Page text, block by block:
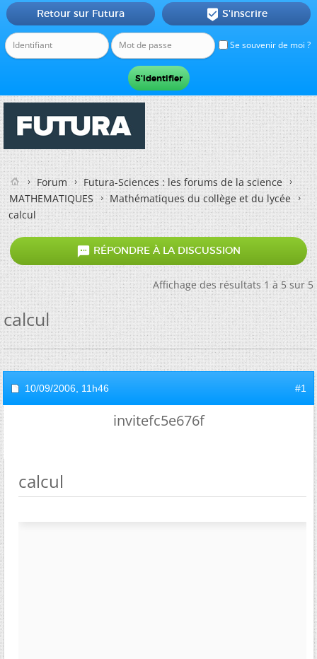
Se souvenir de moi ?
Retour sur Futura  S'inscrire
Forum
Futura-Sciences : les forums de la science
MATHEMATIQUES
Mathématiques du collège et du lycée
calcul
 RÉPONDRE À LA DISCUSSION
Affichage des résultats 1 à 5 sur 5
calcul
10/09/2006, 11h46 #1
invitefc5e676f
calcul